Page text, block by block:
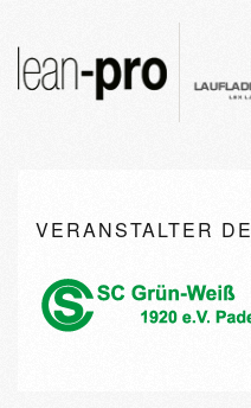
VERANSTALTER